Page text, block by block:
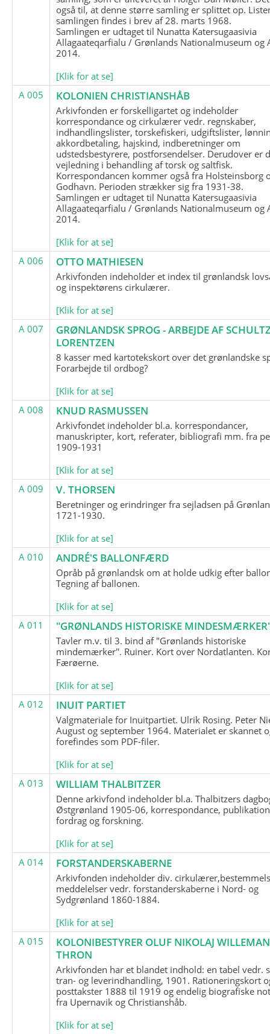
også til, at denne større samling er splittet op.
samlingen findes i brev af 28. marts 1968.
Samlingen er udtaget til Nunatta Katersugaasivia
Allagaateqarfialu / Grønlands Nationalmuseum og
2014.
[Klik for at se]
A 005
KOLONIEN CHRISTIANSHÅB
Arkivfonden er forskelligartet og indeholder
korrespondance og cirkulærer vedr. regnskaber,
indhandlingslister, torskefiskeri, udgiftslister,
akkordbetaling, hajskind, indberetninger om
udstedsbestyrere, postforsendelser. Derudover er
vejledning i behandling af torsk og saltfisk.
Korrespondancen kommer også fra Holsteinsborg
Godhavn. Perioden strækker sig fra 1931-38.
Samlingen er udtaget til Nunatta Katersugaasivia
Allagaateqarfialu / Grønlands Nationalmuseum og
2014.
[Klik for at se]
A 006
OTTO MATHIESEN
Arkivfonden indeholder et index til grønlandsk
og inspektørens cirkulærer.
[Klik for at se]
A 007
GRØNLANDSK SPROG - ARBEJDE AF
LORENTZEN
8 kasser med kartotekskort over det grønlandske
Forarbejde til ordbog?
[Klik for at se]
A 008
KNUD RASMUSSEN
Arkivfondet indeholder bl.a. korrespondancer,
manuskripter, kort, referater, bibliografi mm. fra
1909-1931
[Klik for at se]
A 009
V. THORSEN
Beretninger og erindringer fra sejladsen på
1721-1930.
[Klik for at se]
A 010
ANDRÉ'S BALLONFÆRD
Opråb på grønlandsk om at holde udkig efter
Tegning af ballonen.
[Klik for at se]
A 011
"GRØNLANDS HISTORISKE
Tavler m.v. til 3. bind af "Grønlands historiske
mindemærker". Ruiner. Kort over Nordatlanten.
Færøerne.
[Klik for at se]
A 012
INUIT PARTIET
Valgmateriale for Inuitpartiet. Ulrik Rosing. Peter
August og september 1964. Materialet er skannet
forefindes som PDF-filer.
[Klik for at se]
A 013
WILLIAM THALBITZER
Denne arkivfond indeholder bl.a. Thalbitzers
Østgrønland 1905-06, korrespondance,
fordrag og forskning.
[Klik for at se]
A 014
FORSTANDERSKABERNE
Arkivfonden indeholder div.
meddelelser vedr. forstanderskaberne i Nord- og
Sydgrønland 1860-1884.
[Klik for at se]
A 015
KOLONIBESTYRER OLUF NIKOLAJ
THRON
Arkivfonden har et blandet indhold: en tabel vedr.
tran- og leverindhandling, 1901. Rationeringskort
posttakster 1888 til 1919 og endelig biografiske
fra Upernavik og Christianshåb.
[Klik for at se]